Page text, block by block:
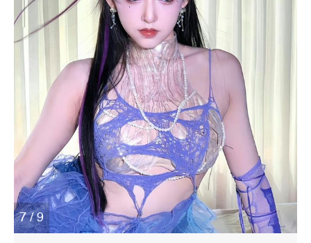
7 / 9